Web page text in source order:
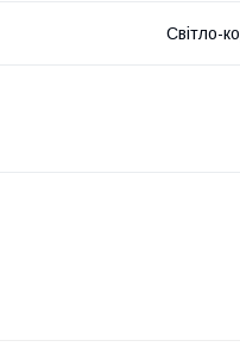
Світло-